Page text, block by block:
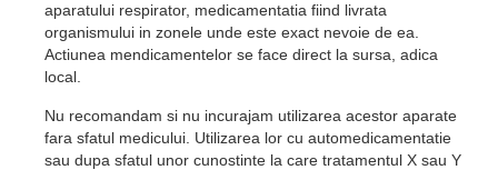
aparatului respirator, medicamentatia fiind livrata
organismului in zonele unde este exact nevoie de ea.
Actiunea mendicamentelor se face direct la sursa, adica
local.
Nu recomandam si nu incurajam utilizarea acestor aparate
fara sfatul medicului. Utilizarea lor cu automedicamentatie
sau dupa sfatul unor cunostinte la care tratamentul X sau Y